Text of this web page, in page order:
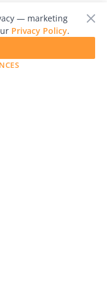
— marketing
Privacy Policy.